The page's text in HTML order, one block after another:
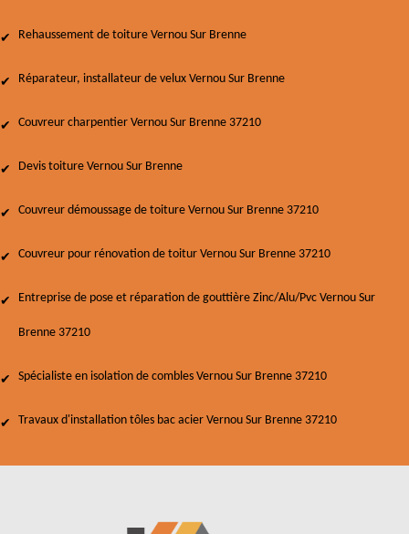
Rehaussement de toiture Vernou Sur Brenne
Réparateur, installateur de velux Vernou Sur Brenne
Couvreur charpentier Vernou Sur Brenne 37210
Devis toiture Vernou Sur Brenne
Couvreur démoussage de toiture Vernou Sur Brenne 37210
Couvreur pour rénovation de toitur Vernou Sur Brenne 37210
Entreprise de pose et réparation de gouttière Zinc/Alu/Pvc Vernou Sur
Brenne 37210
Spécialiste en isolation de combles Vernou Sur Brenne 37210
Travaux d'installation tôles bac acier Vernou Sur Brenne 37210